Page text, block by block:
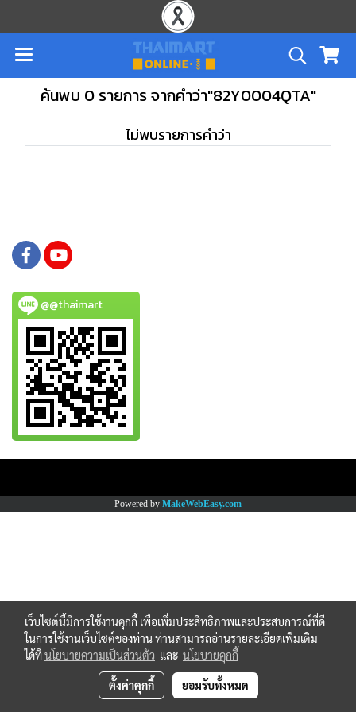
ค้นพบ 0 รายการ จากคำว่า"82Y0004QTA"
ไม่พบรายการคำว่า
@@thaimart
Powered by MakeWebEasy.com
เว็บไซต์นี้มีการใช้งานคุกกี้ เพื่อเพิ่มประสิทธิภาพและประสบการณ์ที่ดี
ในการใช้งานเว็บไซต์ของท่าน ท่านสามารถอ่านรายละเอียดเพิ่มเติม
ได้ที่นโยบายความเป็นส่วนตัว และ นโยบายคุกกี้
ตั้งค่าคุกกี้ ยอมรับทั้งหมด